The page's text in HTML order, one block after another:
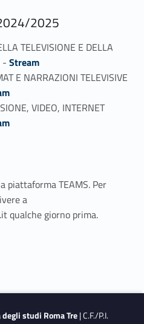
2025
TELEVISIONE E DELLA
- Stream
E NARRAZIONI TELEVISIVE
VIDEO, INTERNET
piattaforma TEAMS. Per
a
qualche giorno prima.
studi Roma Tre| C.F./P.I.